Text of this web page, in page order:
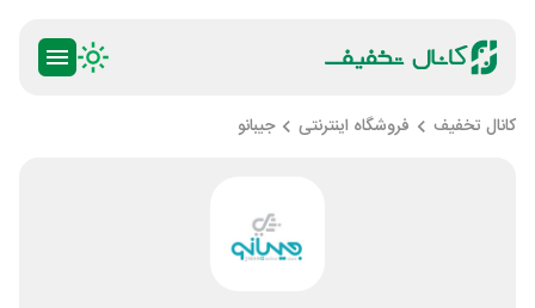
کانال تخفیف فروشگاه اینترنتی جیبانو